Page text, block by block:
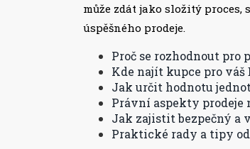
může zdát jako složitý
úspěšného prodeje.
Proč se rozhodnout pro
Kde najít kupce pro váš
Jak určit hodnotu
Právní aspekty
Jak zajistit bezpečný a
Praktické rady a tipy